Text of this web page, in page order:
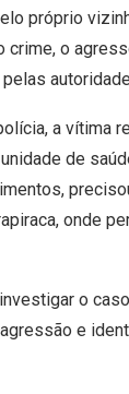
próprio
crime, o
a vítima
de
onde
o
e